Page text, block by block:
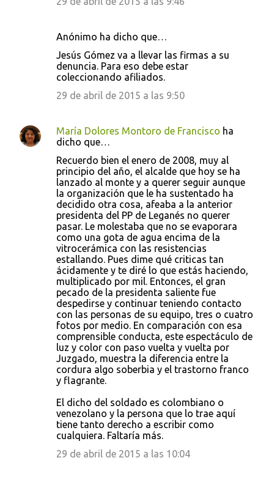
Anónimo ha dicho que…
Jesús Gómez va a llevar las firmas a su
denuncia. Para eso debe estar
coleccionando afiliados.
29 de abril de 2015 a las 9:50
María Dolores Montoro de Francisco ha
dicho que…
Recuerdo bien el enero de 2008, muy al
principio del año, el alcalde que hoy se ha
lanzado al monte y a querer seguir aunque
la organización que le ha sustentado ha
decidido otra cosa, afeaba a la anterior
presidenta del PP de Leganés no querer
pasar. Le molestaba que no se evaporara
como una gota de agua encima de la
vitrocerámica con las resistencias
estallando. Pues dime qué criticas tan
ácidamente y te diré lo que estás haciendo,
multiplicado por mil. Entonces, el gran
pecado de la presidenta saliente fue
despedirse y continuar teniendo contacto
con las personas de su equipo, tres o cuatro
fotos por medio. En comparación con esa
comprensible conducta, este espectáculo de
luz y color con paso vuelta y vuelta por
Juzgado, muestra la diferencia entre la
cordura algo soberbia y el trastorno franco
y flagrante.
El dicho del soldado es colombiano o
venezolano y la persona que lo trae aquí
tiene tanto derecho a escribir como
cualquiera. Faltaría más.
29 de abril de 2015 a las 10:04